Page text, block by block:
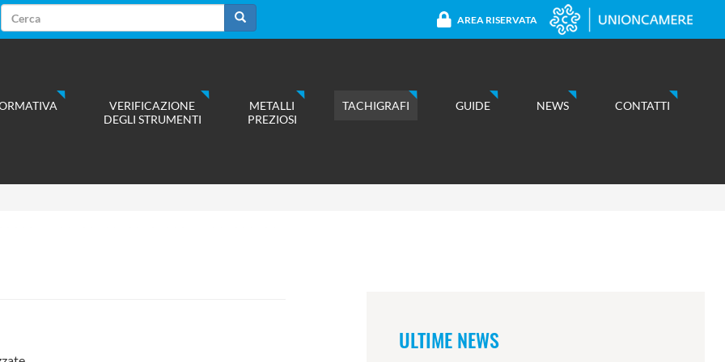
Form
di
Cerca
AREA RISERVATA
VERIFICAZIONE
DEGLI STRUMENTI
METALLI
PREZIOSI
TACHIGRAFI GUIDE NEWS CONTATTI
ULTIME NEWS